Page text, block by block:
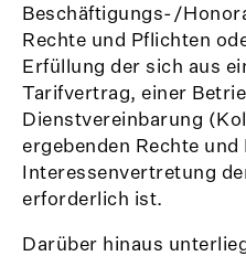
Beschäftigungs-/
Rechte und Pflichten
Erfüllung der sich aus
Tarifvertrag, einer
Dienstvereinbarung
ergebenden Rechte
Interessenvertretung
erforderlich ist.
Darüber hinaus